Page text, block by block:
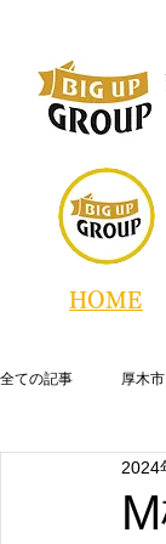
HOME
全ての記事 厚木市
2024